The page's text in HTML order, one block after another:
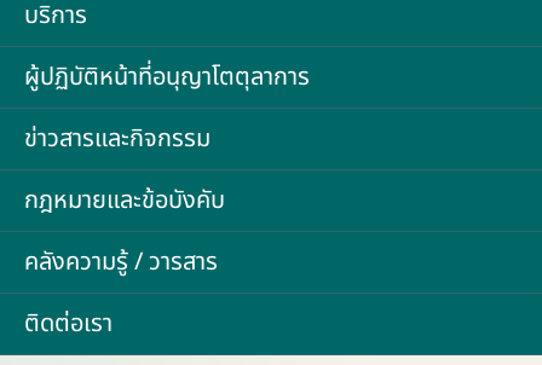
บริการ
ผู้ปฏิบัติหน้าที่อนุญาโตตุลาการ
ข่าวสารและกิจกรรม
กฎหมายและข้อบังคับ
คลังความรู้ / วารสาร
ติดต่อเรา